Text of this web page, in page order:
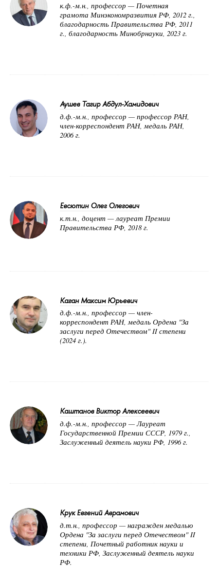
к.ф.-м.н., профессор — Почетная
грамота Минэкономразвития РФ, 2012 г.,
благодарность Правительства РФ, 2011
г., благодарность Минобрнауки, 2023 г.
Аушев Тагир Абдул-Хамидович
д.ф.-м.н., профессор — профессор РАН,
член-корреспондент РАН, медаль РАН,
2006 г.
Евсютин Олег Олегович
к.т.н., доцент — лауреат Премии
Правительства РФ, 2018 г.
Каган Максим Юрьевич
д.ф.-м.н., профессор — член-
корреспондент РАН, медаль Ордена "За
заслуги перед Отечеством" II степени
(2024 г.).
Каштанов Виктор Алексеевич
д.ф.-м.н., профессор — Лауреат
Государственной Премии СССР, 1979 г.,
Заслуженный деятель науки РФ, 1996 г.
Крук Евгений Аврамович
д.т.н., профессор — награжден медалью
Ордена "За заслуги перед Отечеством" II
степени, Почетный работник науки и
техники РФ, Заслуженный деятель науки
РФ.